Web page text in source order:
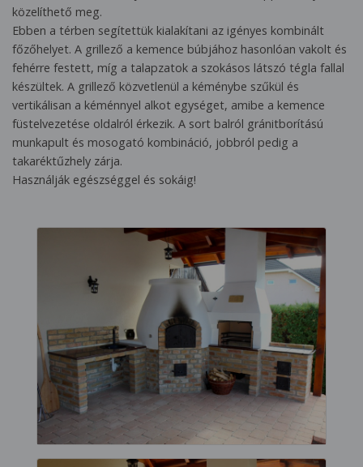
közelíthető meg.
Ebben a térben segítettük kialakítani az igényes kombinált
főzőhelyet. A grillező a kemence búbjához hasonlóan vakolt és
fehérre festett, míg a talapzatok a szokásos látszó tégla fallal
készültek. A grillező közvetlenül a kéménybe szűkül és
vertikálisan a kéménnyel alkot egységet, amibe a kemence
füstelvezetése oldalról érkezik. A sort balról gránitborítású
munkapult és mosogató kombináció, jobbról pedig a
takaréktűzhely zárja.
Használják egészséggel és sokáig!